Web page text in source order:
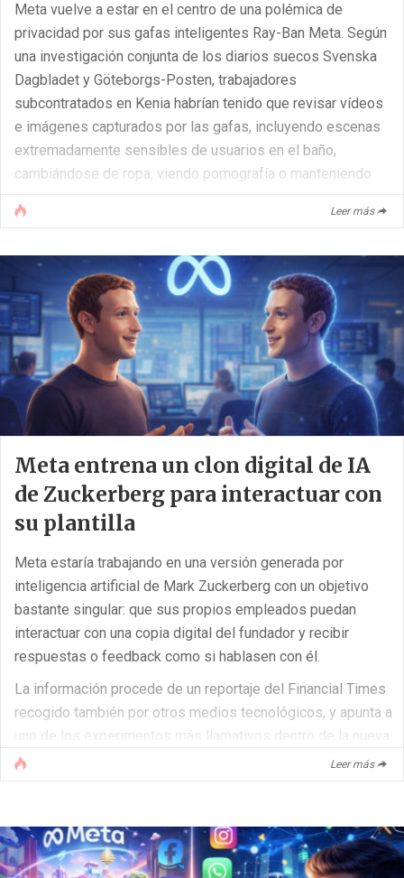
Meta vuelve a estar en el centro de una polémica de
privacidad por sus gafas inteligentes Ray-Ban Meta. Según
una investigación conjunta de los diarios suecos Svenska
Dagbladet y Göteborgs-Posten, trabajadores
subcontratados en Kenia habrían tenido que revisar vídeos
e imágenes capturados por las gafas, incluyendo escenas
extremadamente sensibles de usuarios en el baño,
cambiándose de ropa, viendo pornografía o manteniendo
relaciones sexuales.
El caso ha dado un nuevo giro después de que Meta
decidiera poner fin a su contrato con Sama, la empresa de
externalización con sede en Nairobi que empleaba a estos
trabajadores para tareas de anotación de datos e IA. La
consecuencia [...]
Leer más
Meta entrena un clon digital de IA
de Zuckerberg para interactuar con
su plantilla
Meta estaría trabajando en una versión generada por
inteligencia artificial de Mark Zuckerberg con un objetivo
bastante singular: que sus propios empleados puedan
interactuar con una copia digital del fundador y recibir
respuestas o feedback como si hablasen con él.
La información procede de un reportaje del Financial Times
recogido también por otros medios tecnológicos, y apunta a
uno de los experimentos más llamativos dentro de la nueva
ofensiva de Meta en inteligencia artificial.
gestos, su tono al hablar y sus declaraciones públicas. La
idea sería que los [...]
Leer más